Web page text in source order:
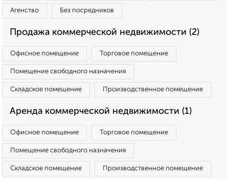
Агенство Без посредников
Продажа коммерческой недвижимости (2)
Офисное помещение Торговое помещение
Помещение свободного назначения
Складское помещение Производственное помещение
Аренда коммерческой недвижимости (1)
Офисное помещение Торговое помещение
Помещение свободного назначения
Складское помещение Производственное помещение